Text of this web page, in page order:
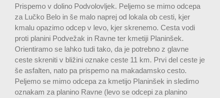
Prispemo v dolino Podvolovljek. Peljemo se mimo odcepa
za Lučko Belo in še malo naprej od lokala ob cesti, kjer
kmalu opazimo odcep v levo, kjer skrenemo. Cesta vodi
proti planini Podvežak in Ravne ter kmetiji Planinšek.
Orientiramo se lahko tudi tako, da je potrebno z glavne
ceste skreniti v bližini oznake ceste 11 km. Prvi del ceste je
še asfalten, nato pa prispemo na makadamsko cesto.
Peljemo se mimo odcepa za kmetijo Planinšek in sledimo
oznakam za planino Ravne (levo se odcepi za planino